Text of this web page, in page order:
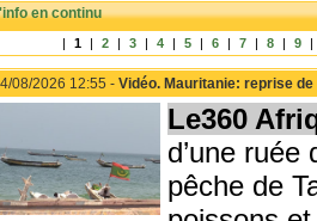
en continu
| 1 | 2 | 3 | 4 | 5 | 6 | 7 | 8 | 9 |
08/2026 12:55 - Vidéo. Mauritanie: reprise
Le360
d’une
pêche de